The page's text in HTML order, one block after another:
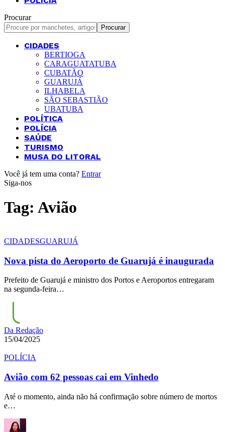
Procurar
CIDADES
BERTIOGA
CARAGUATATUBA
CUBATÃO
GUARUJÁ
ILHABELA
SÃO SEBASTIÃO
UBATUBA
POLÍTICA
POLÍCIA
SAÚDE
TURISMO
MUSA DO LITORAL
Você já tem uma conta? Entrar
Siga-nos
Tag: Avião
CIDADESGUARUJÁ
Nova pista do Aeroporto de Guarujá é inaugurada
Prefeito de Guarujá e ministro dos Portos e Aeroportos entregaram
na segunda-feira…
Da Redação
15/04/2025
POLÍCIA
Avião com 62 pessoas cai em Vinhedo
Até o momento, ainda não há confirmação sobre número de mortos
e…